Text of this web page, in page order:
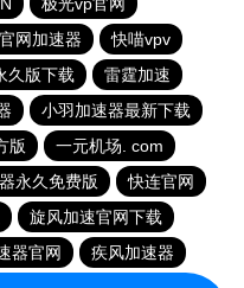
极光vp官网
网加速器
快喵vpv
久版下载
雷霆加速
小羽加速器最新下载
版
一元机场. com
永久免费版
快连官网
旋风加速官网下载
器官网
疾风加速器